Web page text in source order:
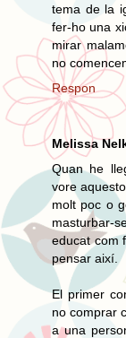
tema de la
fer-ho una
mirar
no
Respon
Melissa
Quan he
vore
molt poc o
masturbar-
educat com
pensar així.
El primer
no comprar
a una